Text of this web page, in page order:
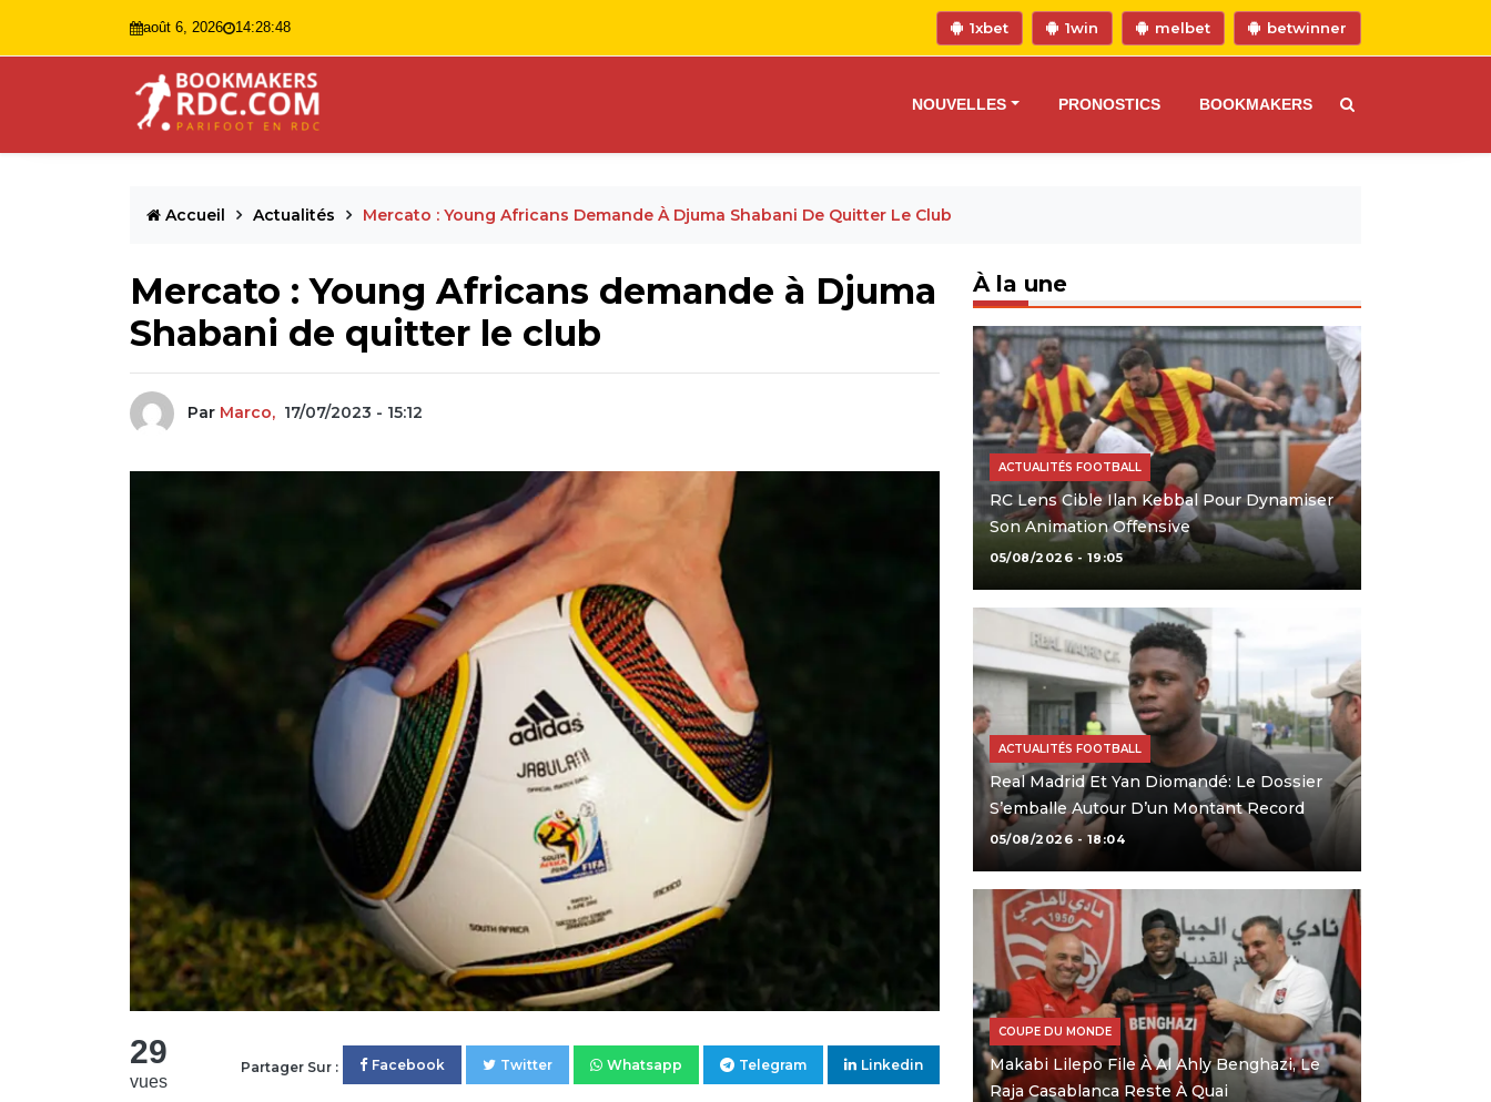
août 6, 2026 14:28:49 1xbet 1win melbet betwinner
NOUVELLES PRONOSTICS BOOKMAKERS
Accueil Actualités Mercato : Young Africans Demande À Djuma Shabani De Quitter Le Club
Mercato : Young Africans demande à Djuma
Shabani de quitter le club
Par Marco, 17/07/2023 - 15:12
29
vues
Partager Sur : Facebook Twitter Whatsapp Telegram Linkedin
À la une
ACTUALITÉS FOOTBALL
RC Lens Cible Ilan Kebbal Pour Dynamiser
Son Animation Offensive
05/08/2026 - 19:05
ACTUALITÉS FOOTBALL
Real Madrid Et Yan Diomandé: Le Dossier
S’emballe Autour D’un Montant Record
05/08/2026 - 18:04
COUPE DU MONDE
Makabi Lilepo File À Al Ahly Benghazi, Le
Raja Casablanca Reste À Quai